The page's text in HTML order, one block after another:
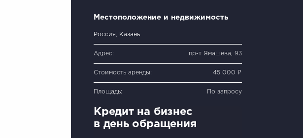
Местоположение и недвижимость
Россия, Казань
Адрес: пр-т Ямашева, 93
Стоимость аренды: 45 000 ₽
Площадь: По запросу
Кредит на бизнес
в день обращения